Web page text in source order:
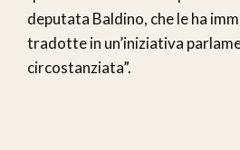
deputata Baldino, che le ha
tradotte in un’iniziativa
circostanziata”.